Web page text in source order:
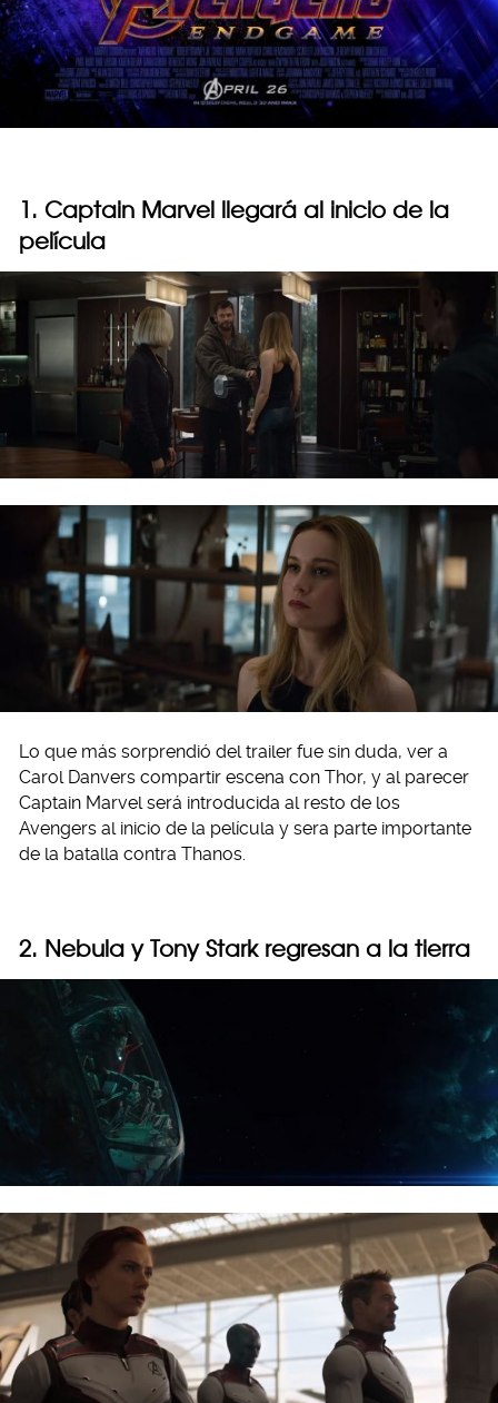
1. Captain Marvel llegará al inicio de la
película
Lo que más sorprendió del trailer fue sin duda, ver a
Carol Danvers compartir escena con Thor, y al parecer
Captain Marvel será introducida al resto de los
Avengers al inicio de la película y sera parte importante
de la batalla contra Thanos.
2. Nebula y Tony Stark regresan a la tierra